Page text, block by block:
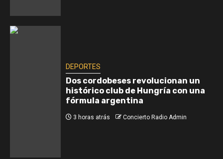
DEPORTES
Dos cordobeses revolucionan un
histórico club de Hungría con una
fórmula argentina
3 horas atrás Concierto Radio Admin